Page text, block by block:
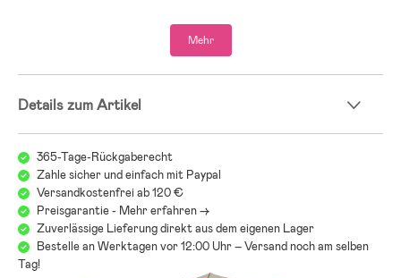
- Außenmaterial: Polyester, PU-Beschichtung.
Mehr
Details zum Artikel
365-Tage-Rückgaberecht
Zahle sicher und einfach mit Paypal
Versandkostenfrei ab 120 €
Preisgarantie - Mehr erfahren ->
Zuverlässige Lieferung direkt aus dem eigenen Lager
Bestelle an Werktagen vor 12:00 Uhr – Versand noch am selben
Tag!